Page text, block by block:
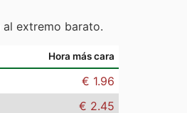
extremo barato.
Hora más cara
€ 1.96
€ 2.45